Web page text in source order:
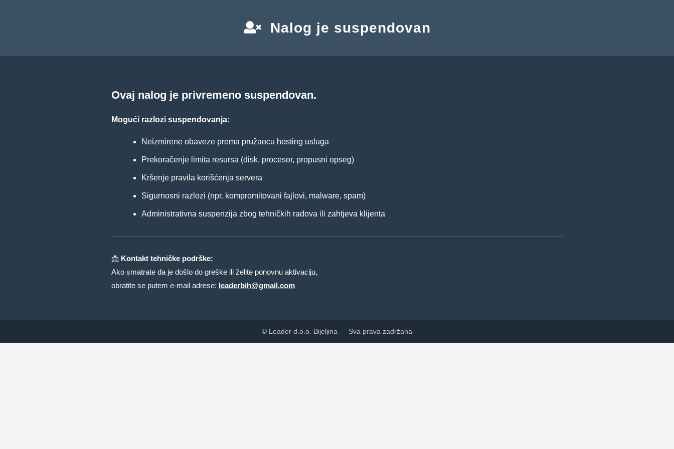
Nalog je suspendovan
Ovaj nalog je privremeno suspendovan.
Mogući razlozi suspendovanja:
Neizmirene obaveze prema pružaocu hosting usluga
Prekoračenje limita resursa (disk, procesor, propusni opseg)
Kršenje pravila korišćenja servera
Sigurnosni razlozi (npr. kompromitovani fajlovi, malware, spam)
Administrativna suspenzija zbog tehničkih radova ili zahtjeva klijenta
📩 Kontakt tehničke podrške:
Ako smatrate da je došlo do greške ili želite ponovnu aktivaciju,
obratite se putem e-mail adrese: leaderbih@gmail.com
© Leader d.o.o. Bijeljina — Sva prava zadržana